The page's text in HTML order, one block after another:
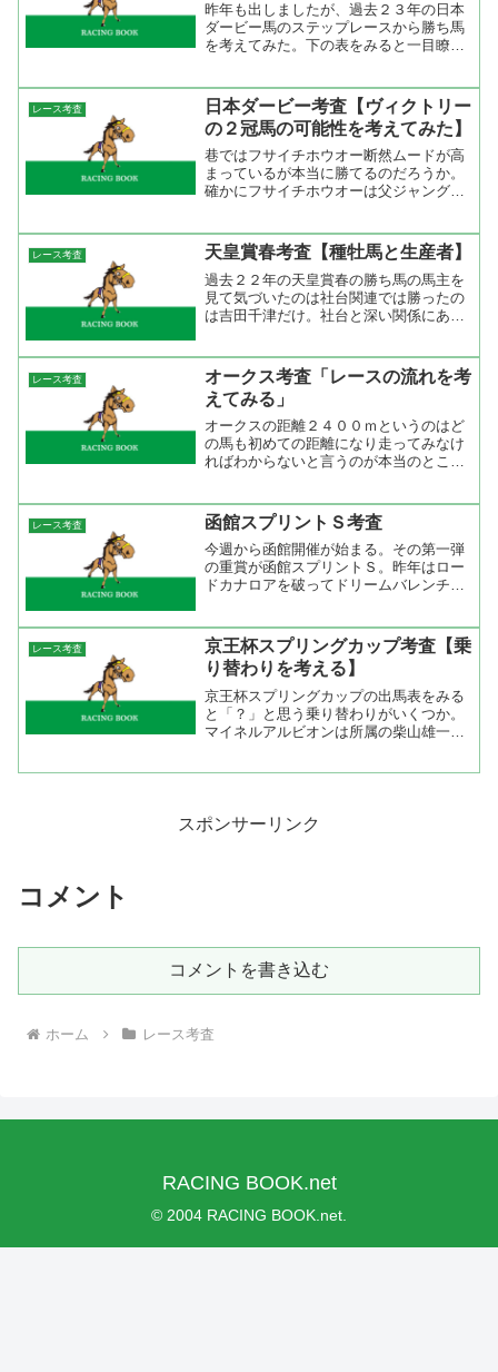
昨年も出しましたが、過去２３年の日本
ダービー馬のステップレースから勝ち馬
を考えてみた。下の表をみると一目瞭然
カップをステップにした馬が３勝、別路
線組が３頭いる。 まずは...
レース考査
日本ダービー考査【ヴィクトリー
の２冠馬の可能性を考えてみた】
巷ではフサイチホウオー断然ムードが高
まっているが本当に勝てるのだろうか。
確かにフサイチホウオーは父ジャングル
がある。それは、ジャングルポケットは
皐月賞で３着になり日本ダ...
レース考査 天皇賞春考査【種牡馬と生産者】
過去２２年の天皇賞春の勝ち馬の馬主を
見て気づいたのは社台関連では勝ったの
は吉田千津だけ。社台と深い関係にある
弟、サンデーレーシングなどは勝ってい
ないのはちょっと不思議で...
レース考査
オークス考査「レースの流れを考
えてみる」
オークスの距離２４００ｍというのはど
の馬も初めての距離になり走ってみなけ
ればわからないと言うのが本当のところ
表は過去２０年の勝ちタイムと上がり、
そしてレースの前後半の３...
レース考査 函館スプリントＳ考査
今週から函館開催が始まる。その第一弾
の重賞が函館スプリントＳ。昨年はロー
ドカナロアを破ってドリームバレンチノ
を迎えるこのレースだが、最初の３回は
札幌スプリントＳとして開...
レース考査
京王杯スプリングカップ考査【乗
り替わりを考える】
京王杯スプリングカップの出馬表をみる
と「？」と思う乗り替わりがいくつか。
マイネルアルビオンは所属の柴山雄一を
スポンサーリンク
コメント
コメントを書き込む
ホーム レース考査
RACING BOOK.net
© 2004 RACING BOOK.net.